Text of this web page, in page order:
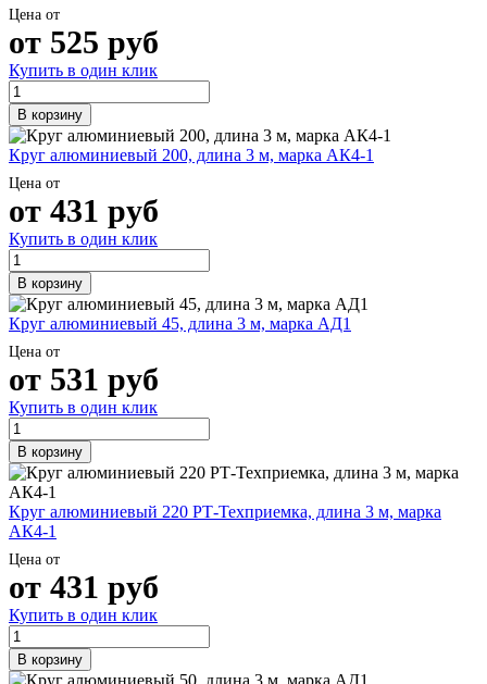
Цена от
от 525 руб
Купить в один клик
В корзину
Круг алюминиевый 200, длина 3 м, марка АК4-1
Цена от
от 431 руб
Купить в один клик
В корзину
Круг алюминиевый 45, длина 3 м, марка АД1
Цена от
от 531 руб
Купить в один клик
В корзину
Круг алюминиевый 220 РТ-Техприемка, длина 3 м, марка
АК4-1
Цена от
от 431 руб
Купить в один клик
В корзину